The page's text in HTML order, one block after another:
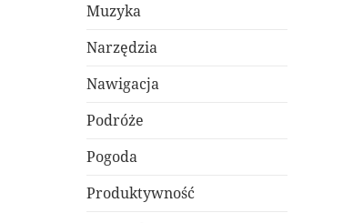
Muzyka
Narzędzia
Nawigacja
Podróże
Pogoda
Produktywność